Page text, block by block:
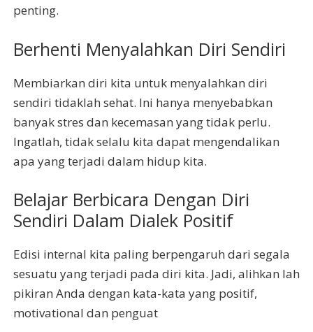
penting.
Berhenti Menyalahkan Diri Sendiri
Membiarkan diri kita untuk menyalahkan diri
sendiri tidaklah sehat. Ini hanya menyebabkan
banyak stres dan kecemasan yang tidak perlu.
Ingatlah, tidak selalu kita dapat mengendalikan
apa yang terjadi dalam hidup kita.
Belajar Berbicara Dengan Diri
Sendiri Dalam Dialek Positif
Edisi internal kita paling berpengaruh dari segala
sesuatu yang terjadi pada diri kita. Jadi, alihkan lah
pikiran Anda dengan kata-kata yang positif,
motivational dan penguat